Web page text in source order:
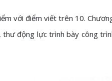
với điểm viết trên 10.
động lực trình bày công